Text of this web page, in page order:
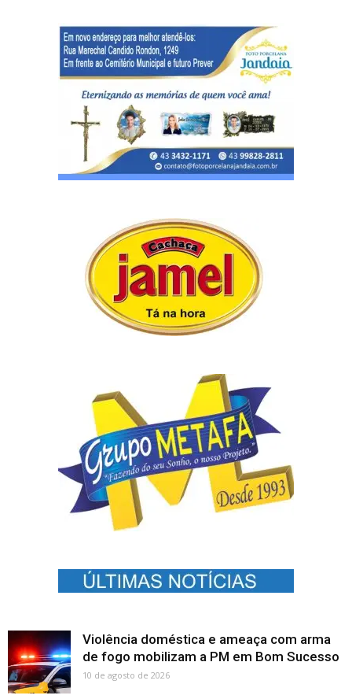
Violência doméstica e ameaça com arma
de fogo mobilizam a PM em Bom Sucesso
10 de agosto de 2026